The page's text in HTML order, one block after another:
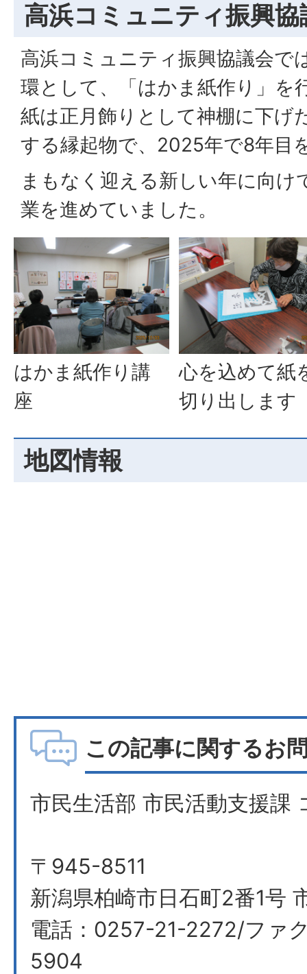
高浜コミュニティ振興
高浜コミュニティ振興協議会で
環として、「はかま紙作り」を
紙は正月飾りとして神棚に下げ
する縁起物で、2025年で8年目
まもなく迎える新しい年に向け
業を進めていました。
はかま紙作り講
座
心を込めて紙
切り出します
地図情報
この記事に関するお
市民生活部 市民活動支援課
〒945-8511
新潟県柏崎市日石町2番1号
電話：0257-21-2272/ファ
5904